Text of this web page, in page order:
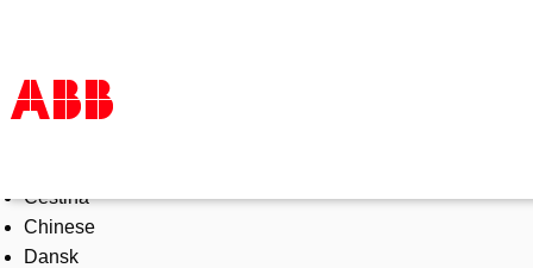
Products & Solutions
Industries
Services
Čeština
Chinese
Dansk